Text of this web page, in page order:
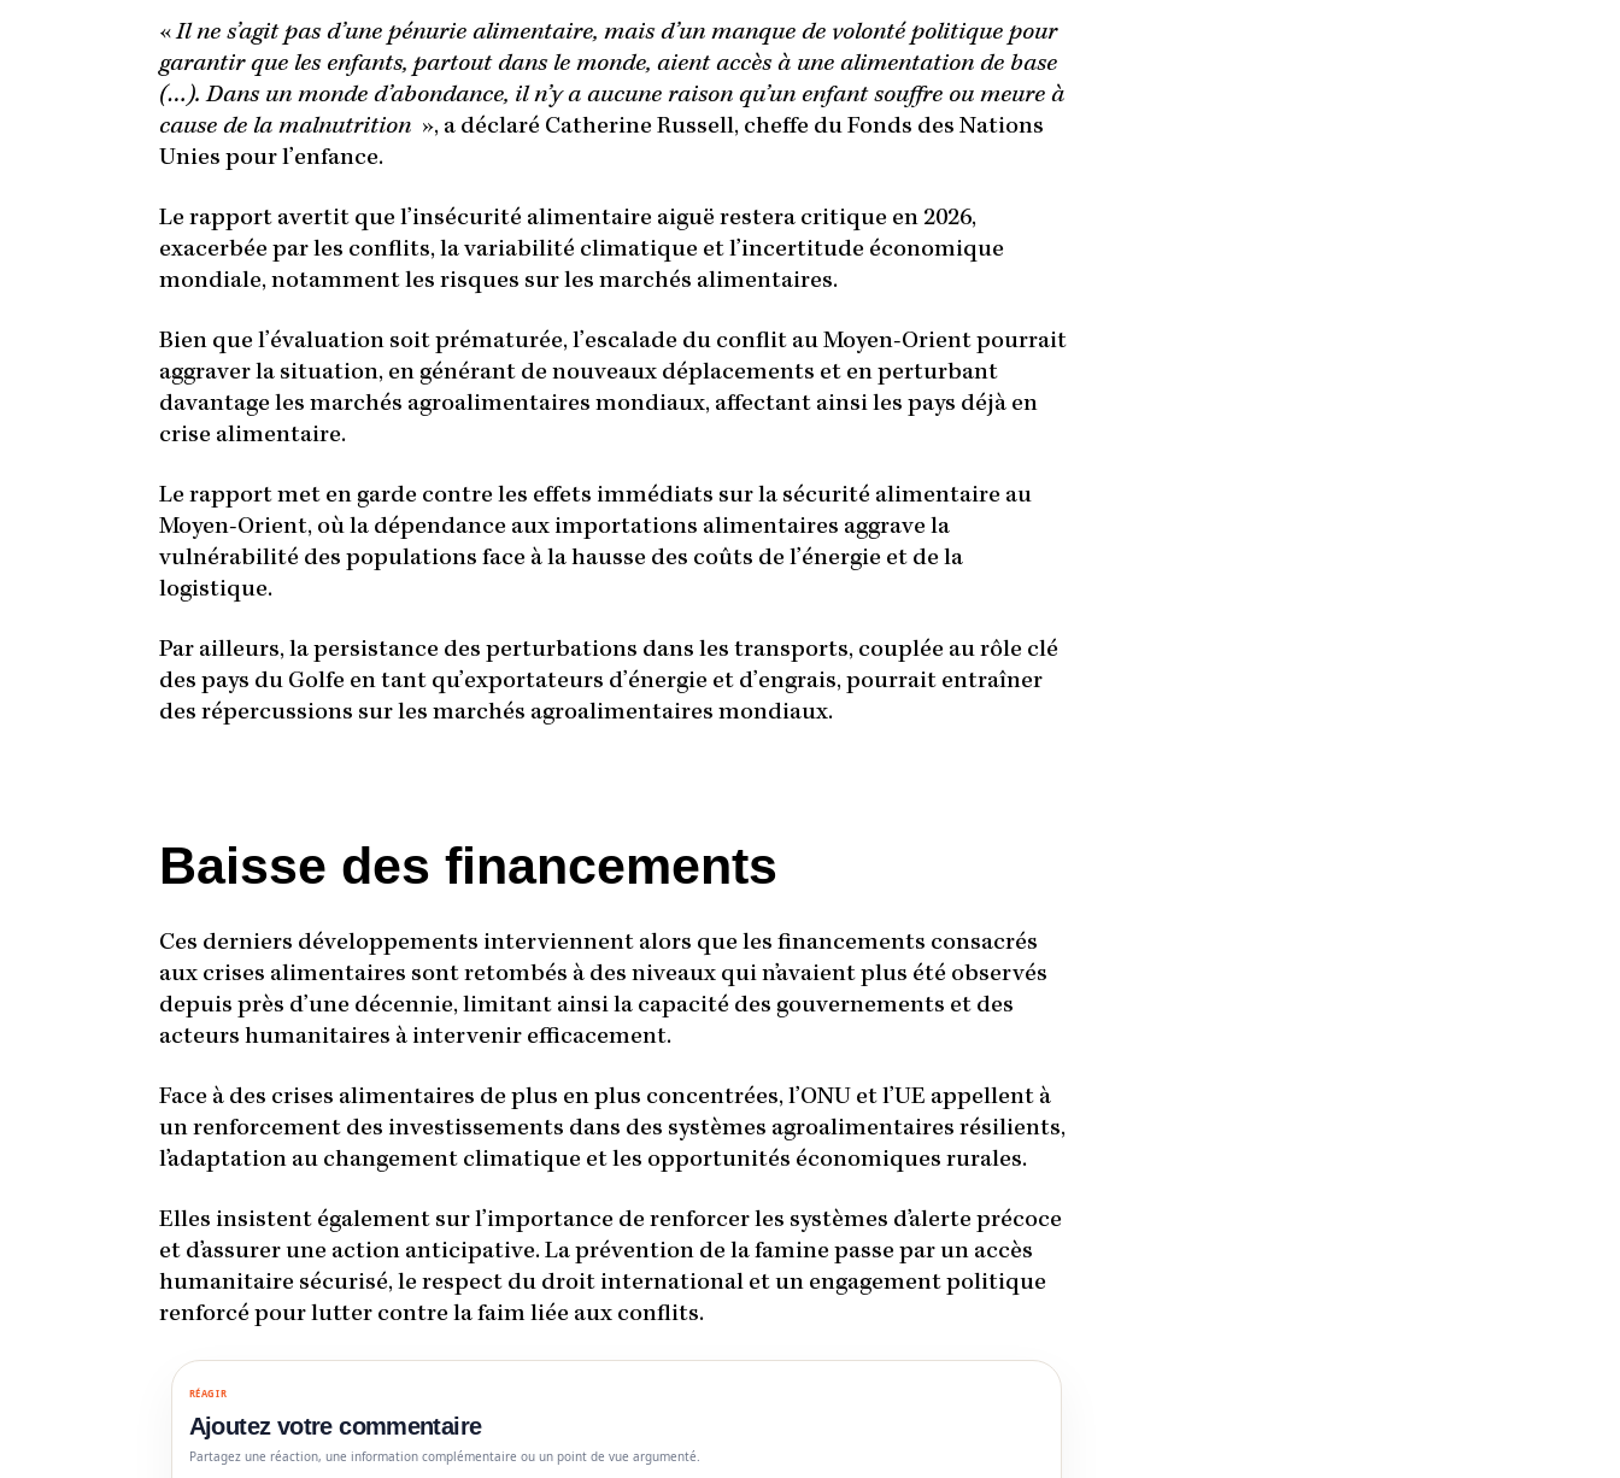
«Il ne s’agit pas d’une pénurie alimentaire, mais d’un manque de volonté politique pour
garantir que les enfants, partout dans le monde, aient accès à une alimentation de base
(…). Dans un monde d’abondance, il n’y a aucune raison qu’un enfant souffre ou meure à
cause de la malnutrition », a déclaré Catherine Russell, cheffe du Fonds des Nations
Unies pour l’enfance.
Le rapport avertit que l’insécurité alimentaire aiguë restera critique en 2026,
exacerbée par les conflits, la variabilité climatique et l’incertitude économique
mondiale, notamment les risques sur les marchés alimentaires.
Bien que l’évaluation soit prématurée, l’escalade du conflit au Moyen-Orient pourrait
aggraver la situation, en générant de nouveaux déplacements et en perturbant
davantage les marchés agroalimentaires mondiaux, affectant ainsi les pays déjà en
crise alimentaire.
Le rapport met en garde contre les effets immédiats sur la sécurité alimentaire au
Moyen-Orient, où la dépendance aux importations alimentaires aggrave la
vulnérabilité des populations face à la hausse des coûts de l’énergie et de la
logistique.
Par ailleurs, la persistance des perturbations dans les transports, couplée au rôle clé
des pays du Golfe en tant qu’exportateurs d’énergie et d’engrais, pourrait entraîner
des répercussions sur les marchés agroalimentaires mondiaux.
Baisse des financements
Ces derniers développements interviennent alors que les financements consacrés
aux crises alimentaires sont retombés à des niveaux qui n’avaient plus été observés
depuis près d’une décennie, limitant ainsi la capacité des gouvernements et des
acteurs humanitaires à intervenir efficacement.
Face à des crises alimentaires de plus en plus concentrées, l’ONU et l’UE appellent à
un renforcement des investissements dans des systèmes agroalimentaires résilients,
l’adaptation au changement climatique et les opportunités économiques rurales.
Elles insistent également sur l’importance de renforcer les systèmes d’alerte précoce
et d’assurer une action anticipative. La prévention de la famine passe par un accès
humanitaire sécurisé, le respect du droit international et un engagement politique
renforcé pour lutter contre la faim liée aux conflits.
RÉAGIR
Ajoutez votre commentaire
Partagez une réaction, une information complémentaire ou un point de vue argumenté.